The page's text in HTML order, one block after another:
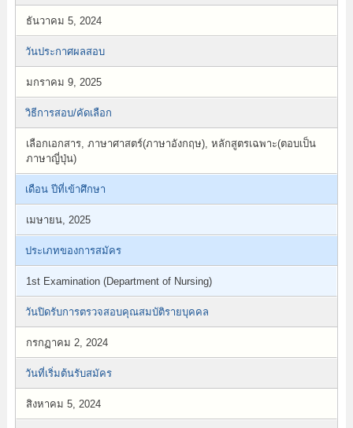
ธันวาคม 5, 2024
วันประกาศผลสอบ
มกราคม 9, 2025
วิธีการสอบ/คัดเลือก
เลือกเอกสาร, ภาษาศาสตร์(ภาษาอังกฤษ), หลักสูตรเฉพาะ(ตอบเป็น
ภาษาญี่ปุ่น)
เดือน ปีที่เข้าศึกษา
เมษายน, 2025
ประเภทของการสมัคร
1st Examination (Department of Nursing)
วันปิดรับการตรวจสอบคุณสมบัติรายบุคคล
กรกฏาคม 2, 2024
วันที่เริ่มต้นรับสมัคร
สิงหาคม 5, 2024